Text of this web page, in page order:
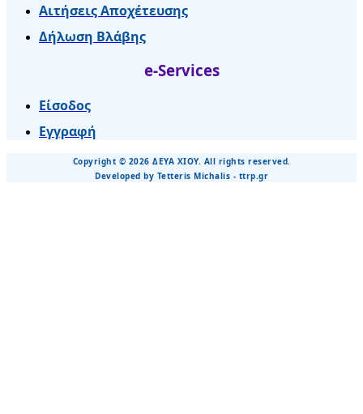
Αιτήσεις Αποχέτευσης
Δήλωση Βλάβης
e-Services
Είσοδος
Εγγραφή
Copyright © 2026 ΔΕΥΑ ΧΙΟΥ. All rights reserved.
Developed by Tetteris Michalis - ttrp.gr